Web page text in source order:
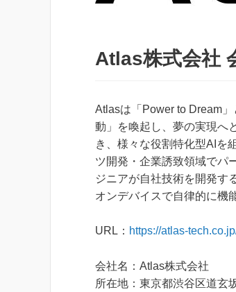
Atlas株式会社
Atlasは「Power to Dream
動」を喚起し、夢の実現へ
き、様々な役割特化型AIを
ツ開発・企業誘致領域でパ
ジニアが自社技術を開発す
オンデバイスで自律的に機
URL： https://atlas-
会社名：Atlas株式会社
所在地：東京都渋谷区道玄